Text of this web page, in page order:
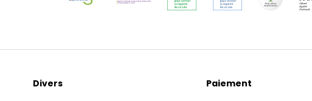
Divers Paiement